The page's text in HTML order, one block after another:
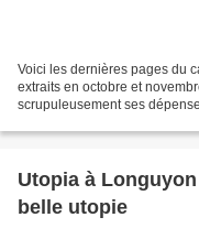
Voici les dernières pages du
extraits en octobre et
scrupuleusement ses
Utopia à
belle utopie